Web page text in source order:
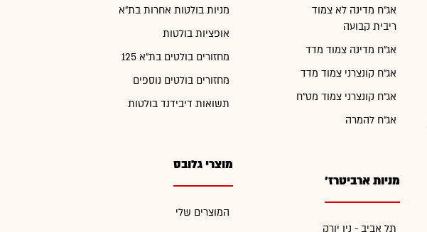
אג"ח מדינה לא צמוד
ריבית קבועה
אג"ח מדינה צמוד מדד
אג"ח קונצרני צמוד מדד
אג"ח קונצרני צמוד מט"ח
אג"ח להמרה
מניות ארביטרז'
תל אביב - ניו יורק
מניות בולטות אחרות בת"א
אופציות בולטות
מחזורים בולטים בת"א 125
מחזורים בולטים נוספים
תשואות דיבידנד בולטות
מוצרי גלובס
המוצרים שלי